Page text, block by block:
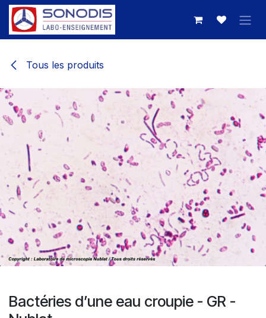
Se rendre au contenu
Tous les produits
Bactéries d’une eau croupie - GR -